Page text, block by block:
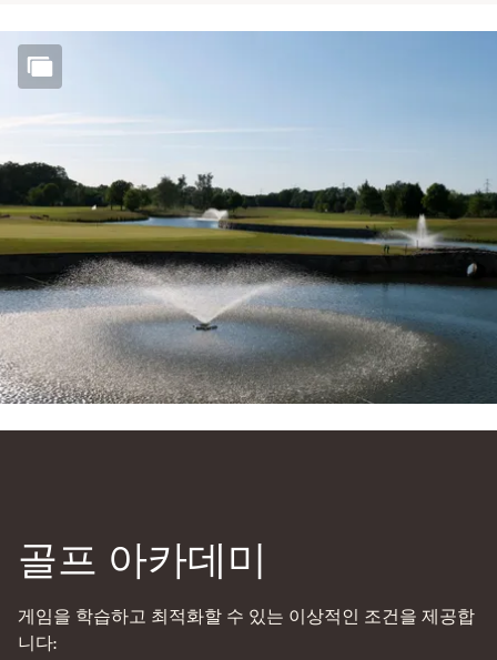
골프 아카데미
게임을 학습하고 최적화할 수 있는 이상적인 조건을 제공합
니다: